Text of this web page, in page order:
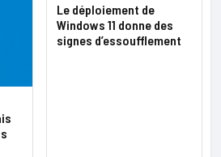
Le déploiement de
Windows 11 donne des
signes d’essoufflement